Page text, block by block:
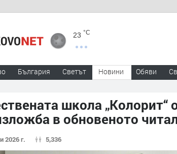
23 °C
България Светът Новини Обяви
школа „Колорит“
в обновеното
2026 г. 5,336